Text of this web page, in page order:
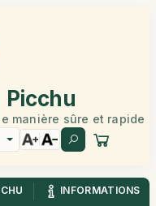
Picchu
manière sûre et rapide
INFORMATIONS